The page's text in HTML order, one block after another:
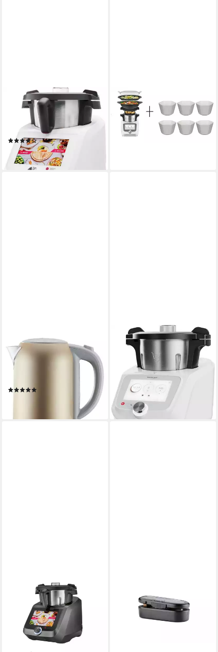
SILVERCREST
Küchenmaschine, Leistung:
max.1200 W, F WLAN-
Funktion
(5)
690,00 €
lieferbar - in 6-8 Werktagen bei dir
SILVERCREST
Küchenmaschine
890,00 €
lieferbar in 3 Wochen
Wasserkocher
SILVERCREST®
Wasserkocher Teekocher
I2
lieferbar - in 4-5 Werktagen bei dir
SILVERCREST
Küchenmaschine, 3
Automatikprogramm:
Dampfgaren, anbraten, kneten
790,00 €
lieferbar in 2 Wochen
SILVERCREST
Küchenmaschine Monsieur
Cuisine smart SKMS 1200 C1
1200 W Leistung
Kapazität
Leistungsstufen
Vakuumierer SILVERCREST
Mini-Folienschweißgerät
SFSGM 1.5 C1